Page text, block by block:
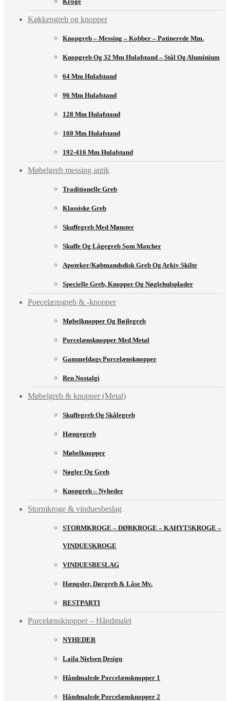
Køkkengreb og knopper
Knopgreb – Messing – Kobber – Patinerede Mm.
Knopgreb Og 32 Mm Hulafstand – Stål Og Aluminium
64 Mm Hulafstand
96 Mm Hulafstand
128 Mm Hulafstand
160 Mm Hulafstand
192-416 Mm Hulafstand
Møbelgreb messing antik
Traditionelle Greb
Klassiske Greb
Skuffegreb Med Mønster
Skuffe Og Lågegreb Som Matcher
Apoteker/købmandsdisk Greb Og Arkiv Skilte
Specielle Greb, Knopper Og Nøglehulsplader
Poecelænsgreb & -knopper
Møbelknopper Og Bøjlegreb
Porcelænsknopper Med Metal
Gammeldags Porcelænsknopper
Ren Nostalgi
Møbelgreb & knopper (Metal)
Skuffegreb Og Skålegreb
Hængegreb
Møbelknopper
Nøgler Og Greb
Knopgreb – Nyheder
Stormkroge & vinduesbeslag
STORMKROGE – DØRKROGE – KAHYTSKROGE –
VINDUESKROGE
VINDUESBESLAG
Hængsler, Dørgreb & Låse Mv.
RESTPARTI
Porcelænsknopper – Håndmalet
NYHEDER
Laila Nielsen Design
Håndmalede Porcelænsknopper 1
Håndmalede Porcelænsknopper 2